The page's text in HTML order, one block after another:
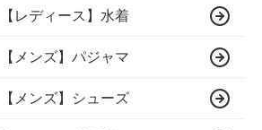
【レディース】水着
【メンズ】パジャマ
【メンズ】シューズ